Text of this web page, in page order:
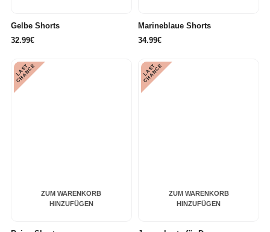
Gelbe Shorts
32.99€
Marineblaue Shorts
34.99€
ZUM WARENKORB
HINZUFÜGEN
L
A
S
T
C
H
A
N
C
E
ZUM WARENKORB
HINZUFÜGEN
L
A
S
T
C
H
A
N
C
E